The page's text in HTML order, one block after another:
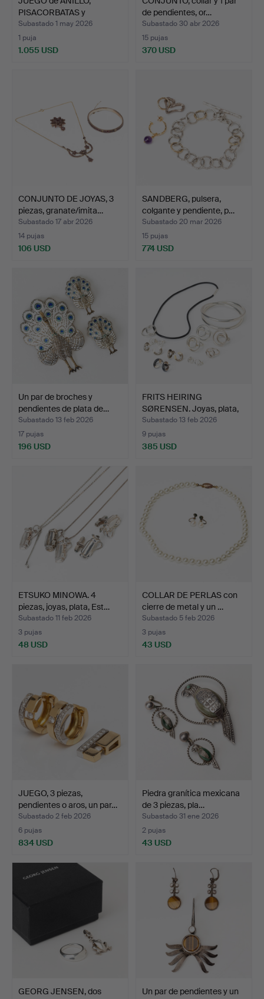
PISACORBATAS y
GEMELOS, u…
Subastado 1 may 2026
1 puja
1.055 USD
de pendientes, or…
Subastado 30 abr 2026
15 pujas
370 USD
CONJUNTO DE JOYAS, 3
piezas, granate/imita…
Subastado 17 abr 2026
14 pujas
106 USD
SANDBERG, pulsera,
colgante y pendiente, p…
Subastado 20 mar 2026
15 pujas
774 USD
Un par de broches y
pendientes de plata de…
Subastado 13 feb 2026
17 pujas
196 USD
FRITS HEIRING
SØRENSEN. Joyas, plata,
Dina…
Subastado 13 feb 2026
9 pujas
385 USD
ETSUKO MINOWA. 4
piezas, joyas, plata, Est…
Subastado 11 feb 2026
3 pujas
48 USD
COLLAR DE PERLAS con
cierre de metal y un …
Subastado 5 feb 2026
3 pujas
43 USD
JUEGO, 3 piezas,
pendientes o aros, un par…
Subastado 2 feb 2026
6 pujas
834 USD
Piedra granítica mexicana
de 3 piezas, pla…
Subastado 31 ene 2026
2 pujas
43 USD
GEORG JENSEN, dos
Un par de pendientes y un